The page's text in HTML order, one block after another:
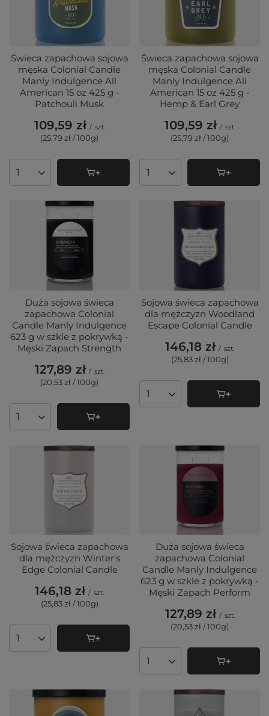
Świeca zapachowa sojowa
męska Colonial Candle
Manly Indulgence All
American 15 oz 425 g -
Patchouli Musk
109,59 zł / szt.
(25,79 zł / 100g)
Ilość produktów
Świeca zapachowa sojowa
męska Colonial Candle
Manly Indulgence All
American 15 oz 425 g -
Hemp & Earl Grey
109,59 zł / szt.
(25,79 zł / 100g)
Ilość produktów
Duża sojowa świeca
zapachowa Colonial
Candle Manly Indulgence
623 g w szkle z pokrywką -
Męski Zapach Strength
127,89 zł / szt.
(20,53 zł / 100g)
Ilość produktów
Sojowa świeca zapachowa
dla mężczyzn Woodland
Escape Colonial Candle
146,18 zł / szt.
(25,83 zł / 100g)
Ilość produktów
Sojowa świeca zapachowa
dla mężczyzn Winter's
Edge Colonial Candle
146,18 zł / szt.
(25,83 zł / 100g)
Ilość produktów
Duża sojowa świeca
zapachowa Colonial
Candle Manly Indulgence
623 g w szkle z pokrywką -
Męski Zapach Perform
127,89 zł / szt.
(20,53 zł / 100g)
Ilość produktów